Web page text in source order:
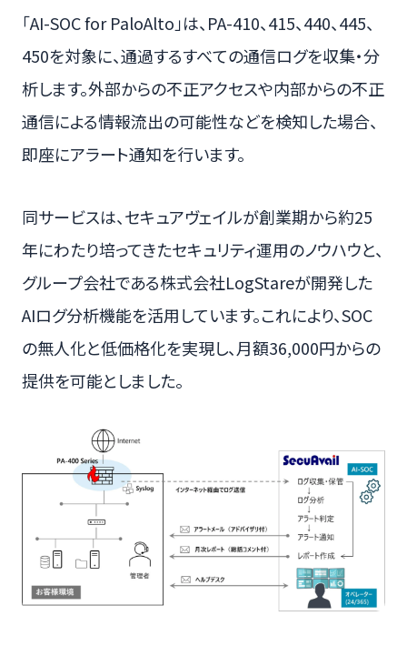
「AI-SOC for PaloAlto」は、PA-410、415、440、445、
450を対象に、通過するすべての通信ログを収集・分
析します。外部からの不正アクセスや内部からの不正
通信による情報流出の可能性などを検知した場合、
即座にアラート通知を行います。
同サービスは、セキュアヴェイルが創業期から約25
年にわたり培ってきたセキュリティ運用のノウハウと、
グループ会社である株式会社LogStareが開発した
AIログ分析機能を活用しています。これにより、SOC
の無人化と低価格化を実現し、月額36,000円からの
提供を可能としました。